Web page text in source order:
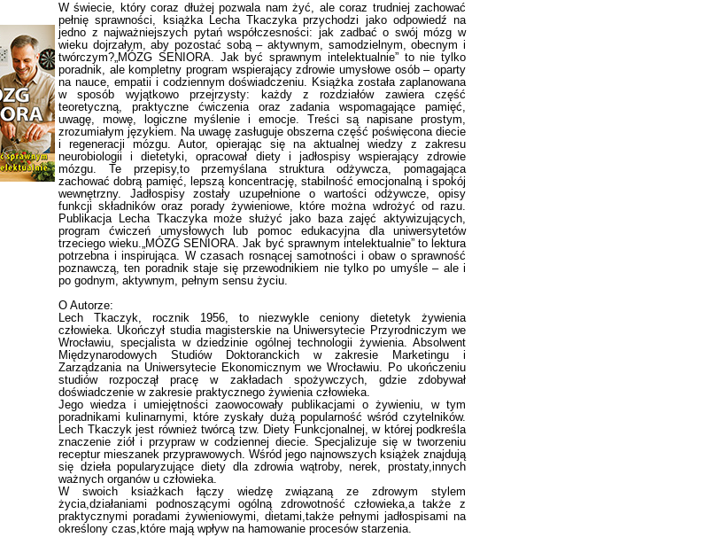
W świecie, który coraz dłużej pozwala nam żyć, ale coraz trudniej zachować
pełnię sprawności, książka Lecha Tkaczyka przychodzi jako odpowiedź na
jedno z najważniejszych pytań współczesności: jak zadbać o swój mózg w
wieku dojrzałym, aby pozostać sobą – aktywnym, samodzielnym, obecnym i
twórczym?„MÓZG SENIORA. Jak być sprawnym intelektualnie” to nie tylko
poradnik, ale kompletny program wspierający zdrowie umysłowe osób – oparty
na nauce, empatii i codziennym doświadczeniu. Książka została zaplanowana
w sposób wyjątkowo przejrzysty: każdy z rozdziałów zawiera część
teoretyczną, praktyczne ćwiczenia oraz zadania wspomagające pamięć,
uwagę, mowę, logiczne myślenie i emocje. Treści są napisane prostym,
zrozumiałym językiem. Na uwagę zasługuje obszerna część poświęcona diecie
i regeneracji mózgu. Autor, opierając się na aktualnej wiedzy z zakresu
neurobiologii i dietetyki, opracował diety i jadłospisy wspierający zdrowie
mózgu. Te przepisy,to przemyślana struktura odżywcza, pomagająca
zachować dobrą pamięć, lepszą koncentrację, stabilność emocjonalną i spokój
wewnętrzny. Jadłospisy zostały uzupełnione o wartości odżywcze, opisy
funkcji składników oraz porady żywieniowe, które można wdrożyć od razu.
Publikacja Lecha Tkaczyka może służyć jako baza zajęć aktywizujących,
program ćwiczeń umysłowych lub pomoc edukacyjna dla uniwersytetów
trzeciego wieku.„MÓZG SENIORA. Jak być sprawnym intelektualnie” to lektura
potrzebna i inspirująca. W czasach rosnącej samotności i obaw o sprawność
poznawczą, ten poradnik staje się przewodnikiem nie tylko po umyśle – ale i
po godnym, aktywnym, pełnym sensu życiu.
O Autorze:
Lech Tkaczyk, rocznik 1956, to niezwykle ceniony dietetyk żywienia
człowieka. Ukończył studia magisterskie na Uniwersytecie Przyrodniczym we
Wrocławiu, specjalista w dziedzinie ogólnej technologii żywienia. Absolwent
Międzynarodowych Studiów Doktoranckich w zakresie Marketingu i
Zarządzania na Uniwersytecie Ekonomicznym we Wrocławiu. Po ukończeniu
studiów rozpoczął pracę w zakładach spożywczych, gdzie zdobywał
doświadczenie w zakresie praktycznego żywienia człowieka.
Jego wiedza i umiejętności zaowocowały publikacjami o żywieniu, w tym
poradnikami kulinarnymi, które zyskały dużą popularność wśród czytelników.
Lech Tkaczyk jest również twórcą tzw. Diety Funkcjonalnej, w której podkreśla
znaczenie ziół i przypraw w codziennej diecie. Specjalizuje się w tworzeniu
receptur mieszanek przyprawowych. Wśród jego najnowszych książek znajdują
się dzieła popularyzujące diety dla zdrowia wątroby, nerek, prostaty,innych
ważnych organów u człowieka.
W swoich ksiażkach łączy wiedzę związaną ze zdrowym stylem
życia,działaniami podnoszącymi ogólną zdrowotność człowieka,a także z
praktycznymi poradami żywieniowymi, dietami,także pełnymi jadłospisami na
określony czas,które mają wpływ na hamowanie procesów starzenia.